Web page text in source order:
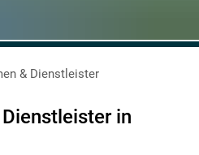
& Dienstleister
in